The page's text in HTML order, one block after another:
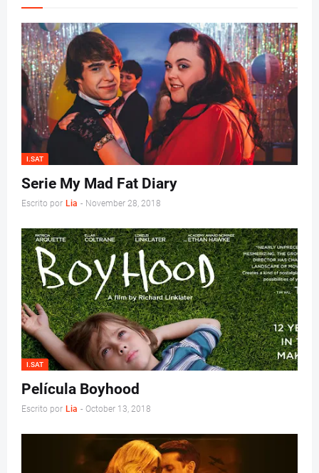
I.SAT
Serie My Mad Fat Diary
Escrito por Lia - November 28, 2018
I.SAT
Película Boyhood
Escrito por Lia - October 13, 2018